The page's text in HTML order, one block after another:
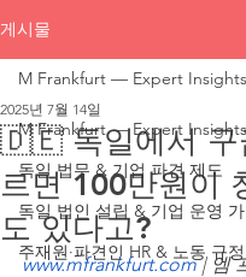
게시물
M Frankfurt — Expert Insights
독일 법무 & 기업 파견 제도
독일 법인 설립 & 기업 운영
주재원·파견인 HR & 노동 규정
M Frankfurt — Expert Insights
🇩🇪 독일에서 구
르면 100만원이
도 있다고?
2025년 7월 14일
www.mfrankfurt.com | 엠